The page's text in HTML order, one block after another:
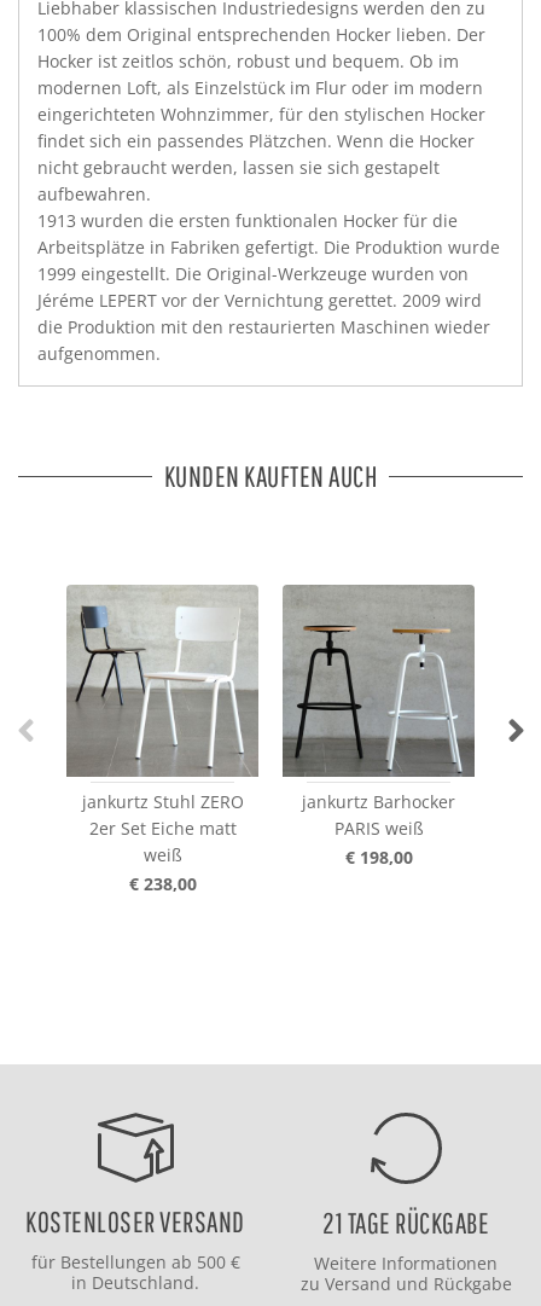
Liebhaber klassischen Industriedesigns werden den zu
100% dem Original entsprechenden Hocker lieben. Der
Hocker ist zeitlos schön, robust und bequem. Ob im
modernen Loft, als Einzelstück im Flur oder im modern
eingerichteten Wohnzimmer, für den stylischen Hocker
findet sich ein passendes Plätzchen. Wenn die Hocker
nicht gebraucht werden, lassen sie sich gestapelt
aufbewahren.
1913 wurden die ersten funktionalen Hocker für die
Arbeitsplätze in Fabriken gefertigt. Die Produktion wurde
1999 eingestellt. Die Original-Werkzeuge wurden von
Jéréme LEPERT vor der Vernichtung gerettet. 2009 wird
die Produktion mit den restaurierten Maschinen wieder
aufgenommen.
KUNDEN KAUFTEN AUCH
jankurtz Stuhl ZERO
2er Set Eiche matt
weiß
€ 238,00
jankurtz Barhocker
PARIS weiß
€ 198,00
KOSTENLOSER VERSAND
für Bestellungen ab 500 €
in Deutschland.
21 TAGE RÜCKGABE
Weitere Informationen
zu Versand und Rückgabe